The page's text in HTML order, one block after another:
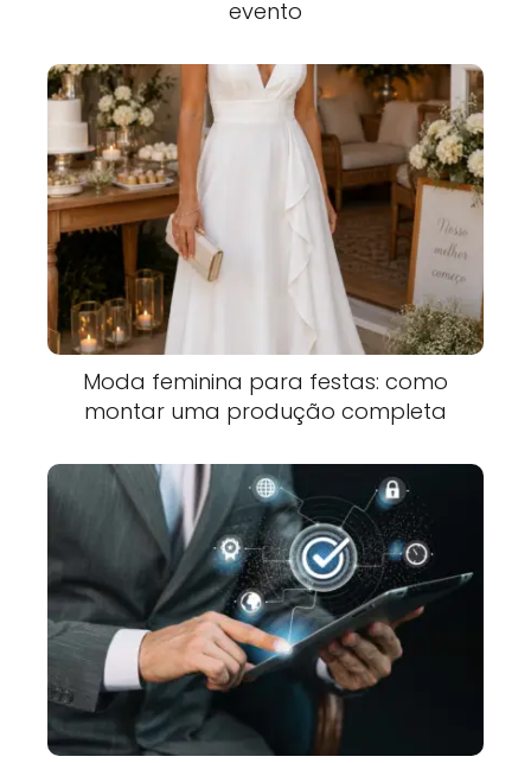
evento
Moda feminina para festas: como
montar uma produção completa